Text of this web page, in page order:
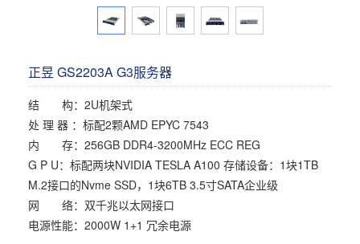
正昱 GS2203A G3服务器
结 构：2U机架式
处 理 器 ：标配2颗AMD EPYC 7543
内 存：256GB DDR4-3200MHz ECC REG
G P U：标配两块NVIDIA TESLA A100 存储设备：1块1TB
M.2接口的Nvme SSD，1块6TB 3.5寸SATA企业级
网 络：双千兆以太网接口
电源性能：2000W 1+1 冗余电源